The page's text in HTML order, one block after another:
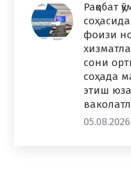
Рақобат
фоизи
сони
соҳада
этиш
05.08.2026